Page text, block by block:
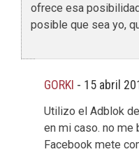
ofrece esa
posible que sea yo,
GORKI - 15 abril
Utilizo el Adblok
en mi caso. no me
Facebook mete